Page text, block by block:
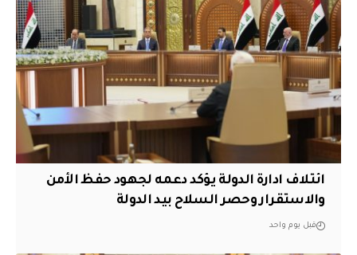
ائتلاف ادارة الدولة يؤكد دعمه لجهود حفظ الأمن
والاستقرار وحصر السلاح بيد الدولة
قبل يوم واحد